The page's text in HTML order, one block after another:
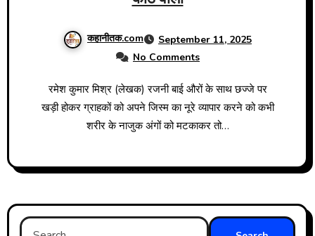
कहानीतक.com
September 11, 2025
No Comments
रमेश कुमार मिश्र (लेखक) रजनी बाई औरों के साथ छज्जे पर
खड़ी होकर ग्राहकों को अपने जिस्म का नूरे व्यापार करने को कभी
शरीर के नाजुक अंगों को मटकाकर तो…
Search